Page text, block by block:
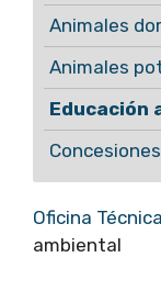
Oficina Técnica
ambiental
Animales
Animales
Educación